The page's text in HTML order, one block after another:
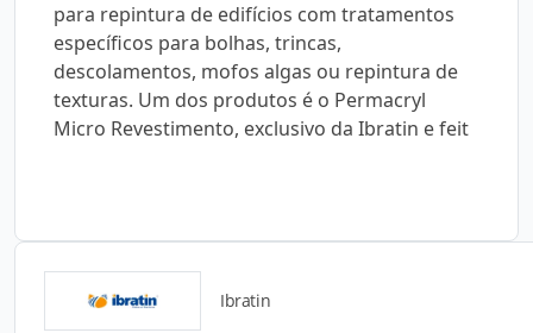
para repintura de edifícios com tratamentos
específicos para bolhas, trincas,
descolamentos, mofos algas ou repintura de
texturas. Um dos produtos é o Permacryl
Micro Revestimento, exclusivo da Ibratin e feit
Ibratin
Catálogos para Download